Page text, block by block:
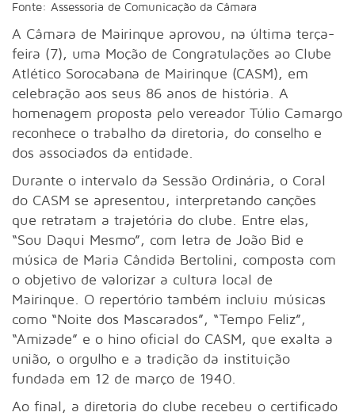
Fonte: Assessoria de Comunicação da Câmara
A Câmara de Mairinque aprovou, na última terça-
feira (7), uma Moção de Congratulações ao Clube
Atlético Sorocabana de Mairinque (CASM), em
celebração aos seus 86 anos de história. A
homenagem proposta pelo vereador Túlio Camargo
reconhece o trabalho da diretoria, do conselho e
dos associados da entidade.
Durante o intervalo da Sessão Ordinária, o Coral
do CASM se apresentou, interpretando canções
que retratam a trajetória do clube. Entre elas,
“Sou Daqui Mesmo”, com letra de João Bid e
música de Maria Cândida Bertolini, composta com
o objetivo de valorizar a cultura local de
Mairinque. O repertório também incluiu músicas
como “Noite dos Mascarados”, “Tempo Feliz”,
“Amizade” e o hino oficial do CASM, que exalta a
união, o orgulho e a tradição da instituição
fundada em 12 de março de 1940.
Ao final, a diretoria do clube recebeu o certificado